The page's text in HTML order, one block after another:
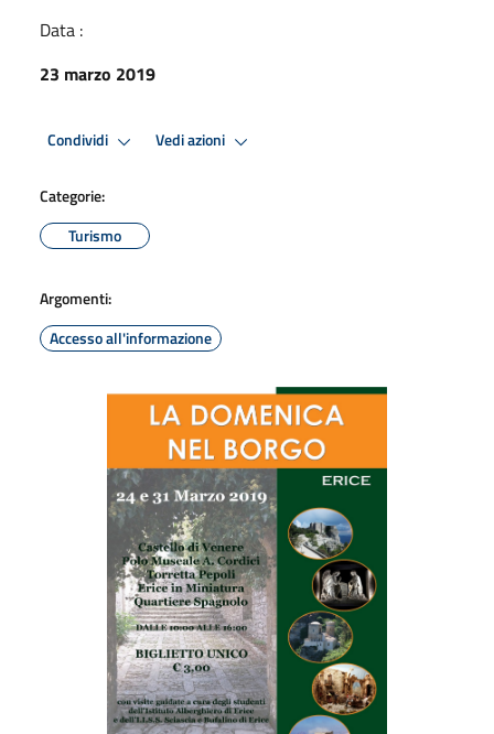
Data :
23 marzo 2019
Condividi Vedi azioni
Categorie:
Turismo
Argomenti:
Accesso all'informazione